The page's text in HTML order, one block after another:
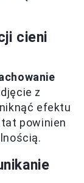
cieni
z
efektu
powinien